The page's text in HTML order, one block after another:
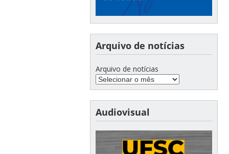
Arquivo de notícias
Arquivo de notícias
Audiovisual